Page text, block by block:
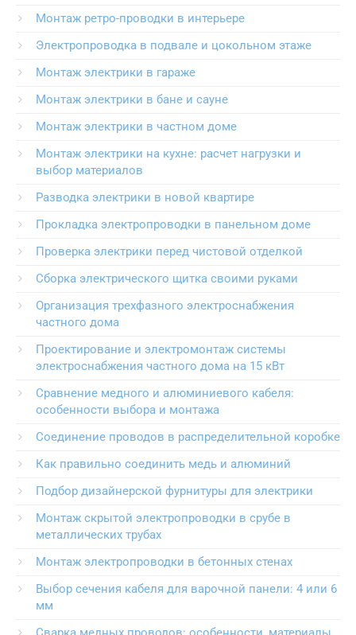
Монтаж ретро-проводки в интерьере
Электропроводка в подвале и цокольном этаже
Монтаж электрики в гараже
Монтаж электрики в бане и сауне
Монтаж электрики в частном доме
Монтаж электрики на кухне: расчет нагрузки и
выбор материалов
Разводка электрики в новой квартире
Прокладка электропроводки в панельном доме
Проверка электрики перед чистовой отделкой
Сборка электрического щитка своими руками
Организация трехфазного электроснабжения
частного дома
Проектирование и электромонтаж системы
электроснабжения частного дома на 15 кВт
Сравнение медного и алюминиевого кабеля:
особенности выбора и монтажа
Соединение проводов в распределительной коробке
Как правильно соединить медь и алюминий
Подбор дизайнерской фурнитуры для электрики
Монтаж скрытой электропроводки в срубе в
металлических трубах
Монтаж электропроводки в бетонных стенах
Выбор сечения кабеля для варочной панели: 4 или 6
мм